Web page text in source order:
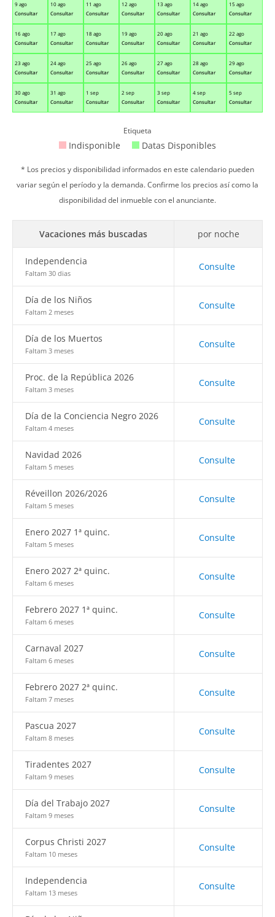
9 ago
Consultar
10 ago
Consultar
11 ago
Consultar
12 ago
Consultar
13 ago
Consultar
14 ago
Consultar
15 ago
Consultar
16 ago
Consultar
17 ago
Consultar
18 ago
Consultar
19 ago
Consultar
20 ago
Consultar
21 ago
Consultar
22 ago
Consultar
23 ago
Consultar
24 ago
Consultar
25 ago
Consultar
26 ago
Consultar
27 ago
Consultar
28 ago
Consultar
29 ago
Consultar
30 ago
Consultar
31 ago
Consultar
1 sep
Consultar
2 sep
Consultar
3 sep
Consultar
4 sep
Consultar
5 sep
Consultar
Etiqueta
Indisponible Datas Disponibles
* Los precios y disponibilidad informados en este calendario pueden
variar según el período y la demanda. Confirme los precios así como la
disponibilidad del inmueble con el anunciante.
Vacaciones más buscadas por noche
Independencia
Faltam 30 dias
Consulte
Día de los Niños
Faltam 2 meses
Consulte
Día de los Muertos
Faltam 3 meses
Consulte
Proc. de la República 2026
Faltam 3 meses
Consulte
Día de la Conciencia Negro 2026
Faltam 4 meses
Consulte
Navidad 2026
Faltam 5 meses
Consulte
Réveillon 2026/2026
Faltam 5 meses
Consulte
Enero 2027 1ª quinc.
Faltam 5 meses
Consulte
Enero 2027 2ª quinc.
Faltam 6 meses
Consulte
Febrero 2027 1ª quinc.
Faltam 6 meses
Consulte
Carnaval 2027
Faltam 6 meses
Consulte
Febrero 2027 2ª quinc.
Faltam 7 meses
Consulte
Pascua 2027
Faltam 8 meses
Consulte
Tiradentes 2027
Faltam 9 meses
Consulte
Día del Trabajo 2027
Faltam 9 meses
Consulte
Corpus Christi 2027
Faltam 10 meses
Consulte
Independencia
Faltam 13 meses
Consulte